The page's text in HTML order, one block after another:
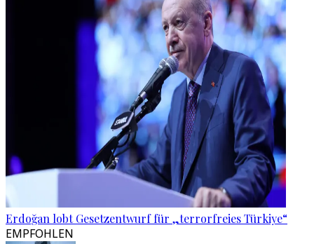
Erdoğan lobt Gesetzentwurf für „terrorfreies Türkiye“
EMPFOHLEN